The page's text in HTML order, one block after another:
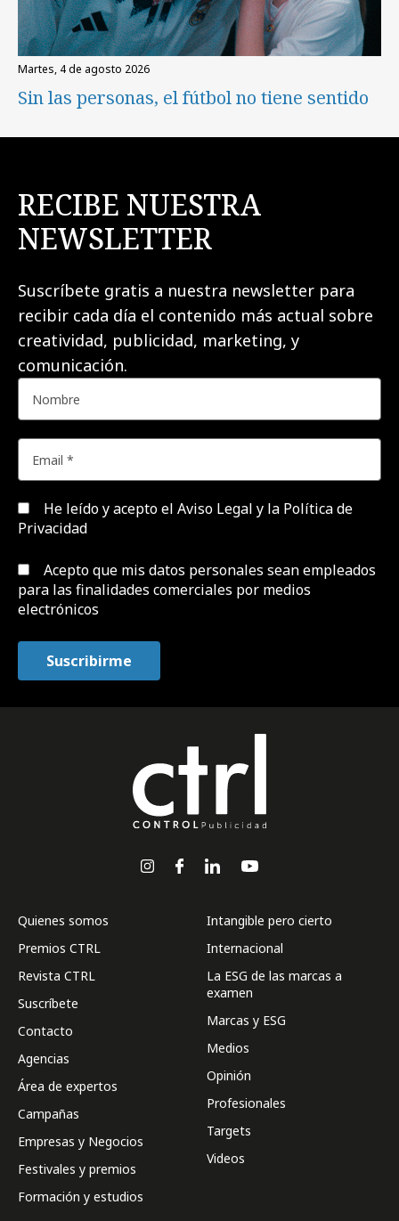
martes, 4 de agosto 2026
Sin las personas, el fútbol no tiene sentido
RECIBE NUESTRA
NEWSLETTER
Suscríbete gratis a nuestra newsletter para
recibir cada día el contenido más actual sobre
creatividad, publicidad, marketing, y
comunicación.
He leído y acepto el Aviso Legal y la Política de
Privacidad
Acepto que mis datos personales sean empleados
para las finalidades comerciales por medios
electrónicos
Quienes somos
Premios CTRL
Revista CTRL
Suscríbete
Contacto
Agencias
Área de expertos
Campañas
Empresas y Negocios
Festivales y premios
Formación y estudios
Intangible pero cierto
Internacional
La ESG de las marcas a
examen
Marcas y ESG
Medios
Opinión
Profesionales
Targets
Videos